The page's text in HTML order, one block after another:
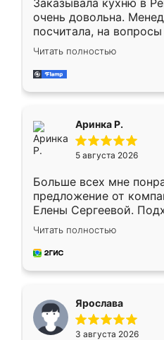
Заказывала кухню в
очень довольна.
посчитала, на вопросы
Замерщик приехал в
делу со всей
за день, ребята
Читать полностью
Аринка Р.
5 августа 2026
Больше всех мне
предложение от
Елены Сергеевой.
короткие сроки
для замера сотрудник
предложил по моему
Читать полностью
Ярослава
3 августа 2026